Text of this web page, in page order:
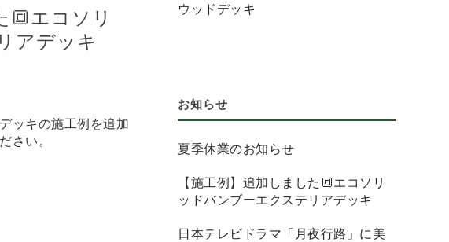
🔳エコソリ
アデッキ
ッキの施工例を追加
さい。
ウッドデッキ
お知らせ
夏季休業のお知らせ
【施工例】追加しました🔳エコソリ
ッドバンブーエクステリアデッキ
日本テレビドラマ「月夜行路」に美